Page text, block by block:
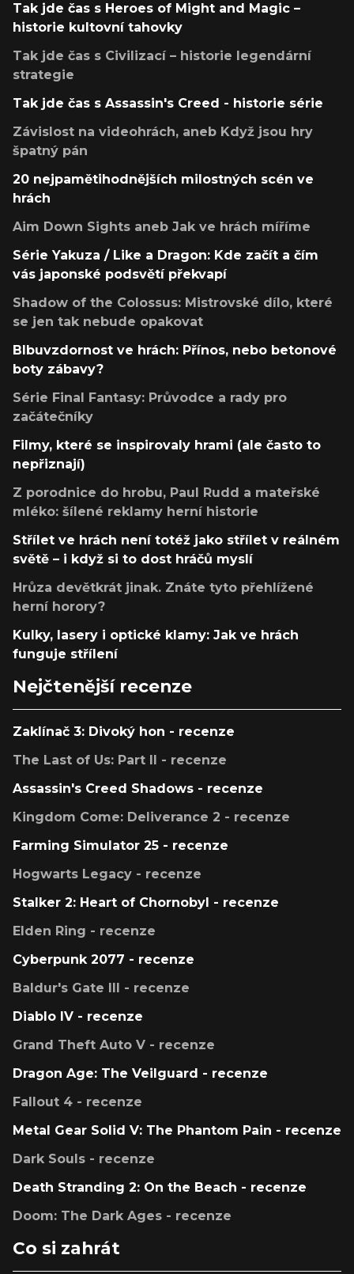
Tak jde čas s Heroes of Might and Magic –
historie kultovní tahovky
Tak jde čas s Civilizací – historie legendární
strategie
Tak jde čas s Assassin's Creed - historie série
Závislost na videohrách, aneb Když jsou hry
špatný pán
20 nejpamětihodnějších milostných scén ve
hrách
Aim Down Sights aneb Jak ve hrách míříme
Série Yakuza / Like a Dragon: Kde začít a čím
vás japonské podsvětí překvapí
Shadow of the Colossus: Mistrovské dílo, které
se jen tak nebude opakovat
Blbuvzdornost ve hrách: Přínos, nebo betonové
boty zábavy?
Série Final Fantasy: Průvodce a rady pro
začátečníky
Filmy, které se inspirovaly hrami (ale často to
nepřiznají)
Z porodnice do hrobu, Paul Rudd a mateřské
mléko: šílené reklamy herní historie
Střílet ve hrách není totéž jako střílet v reálném
světě – i když si to dost hráčů myslí
Hrůza devětkrát jinak. Znáte tyto přehlížené
herní horory?
Kulky, lasery i optické klamy: Jak ve hrách
funguje střílení
Nejčtenější recenze
Zaklínač 3: Divoký hon - recenze
The Last of Us: Part II - recenze
Assassin's Creed Shadows - recenze
Kingdom Come: Deliverance 2 - recenze
Farming Simulator 25 - recenze
Hogwarts Legacy - recenze
Stalker 2: Heart of Chornobyl - recenze
Elden Ring - recenze
Cyberpunk 2077 - recenze
Baldur's Gate III - recenze
Diablo IV - recenze
Grand Theft Auto V - recenze
Dragon Age: The Veilguard - recenze
Fallout 4 - recenze
Metal Gear Solid V: The Phantom Pain - recenze
Dark Souls - recenze
Death Stranding 2: On the Beach - recenze
Doom: The Dark Ages - recenze
Co si zahrát